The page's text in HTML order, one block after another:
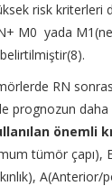
risk kriterleri
M0 yada
RN
prognozun
önemli
tümör çapı),